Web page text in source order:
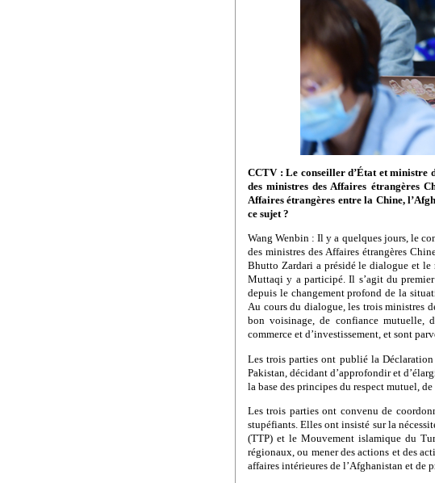
CCTV : Le conseiller d’État et ministre
des ministres des Affaires étrangères
Affaires étrangères entre la Chine,
ce sujet ?
Wang Wenbin : Il y a quelques jours, le
des ministres des Affaires étrangères
Bhutto Zardari a présidé le dialogue et le
Muttaqi y a participé. Il s’agit du
depuis le changement profond de la
Au cours du dialogue, les trois ministres
bon voisinage, de confiance mutuelle,
commerce et d’investissement, et sont
Les trois parties ont publié la
Pakistan, décidant d’approfondir et
la base des principes du respect mutuel,
Les trois parties ont convenu de
stupéfiants. Elles ont insisté sur la
(TTP) et le Mouvement islamique du
régionaux, ou mener des actions et des
affaires intérieures de l’Afghanistan et de